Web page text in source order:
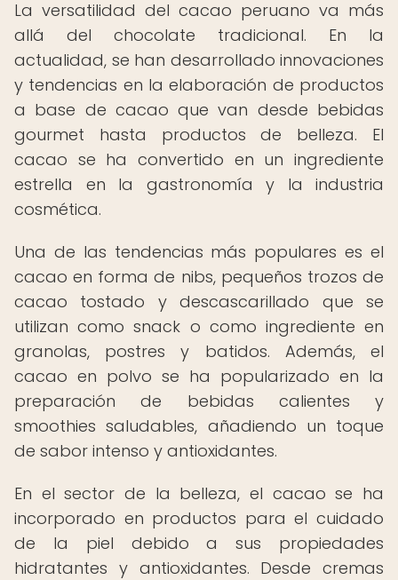
La versatilidad del cacao peruano va más
allá del chocolate tradicional. En la
actualidad, se han desarrollado innovaciones
y tendencias en la elaboración de productos
a base de cacao que van desde bebidas
gourmet hasta productos de belleza. El
cacao se ha convertido en un ingrediente
estrella en la gastronomía y la industria
cosmética.
Una de las tendencias más populares es el
cacao en forma de nibs, pequeños trozos de
cacao tostado y descascarillado que se
utilizan como snack o como ingrediente en
granolas, postres y batidos. Además, el
cacao en polvo se ha popularizado en la
preparación de bebidas calientes y
smoothies saludables, añadiendo un toque
de sabor intenso y antioxidantes.
En el sector de la belleza, el cacao se ha
incorporado en productos para el cuidado
de la piel debido a sus propiedades
hidratantes y antioxidantes. Desde cremas